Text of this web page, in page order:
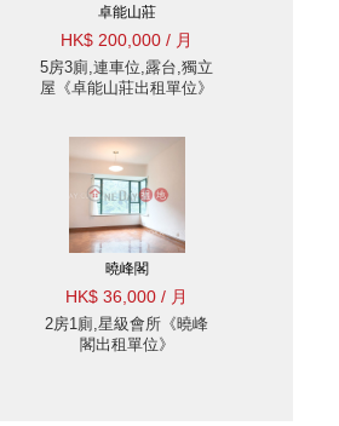
卓能山莊
HK$ 200,000 / 月
5房3廁,連車位,露台,獨立
屋《卓能山莊出租單位》
曉峰閣
HK$ 36,000 / 月
2房1廁,星級會所《曉峰
閣出租單位》